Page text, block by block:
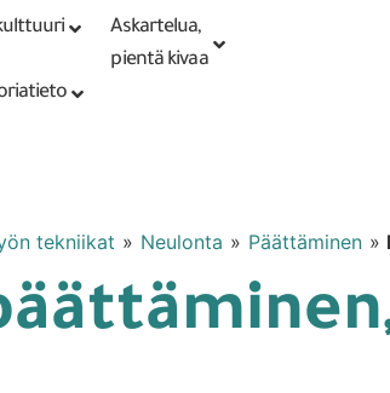
PunomoputiikkiKirjaudu tai
rekisteröidy
Askartelua,
pientä kivaa
tekniikat » Neulonta » Päättäminen »